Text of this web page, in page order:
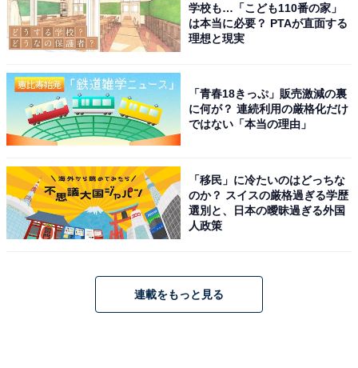
学校も…「こども110番の家」
は本当に必要？ PTAが直面する
理想と現実
「青春18きっぷ」販売激減の裏
に何が？ 連続利用の厳格化だけ
ではない「本当の理由」
「移民」に冷たいのはどっちな
のか？ スイスの厳格過ぎる学歴
選別と、日本の曖昧過ぎる外国
人政策
連載をもっと見る